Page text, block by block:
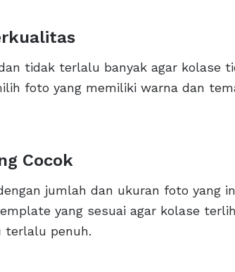
tidak terlalu banyak agar kolase
foto yang memiliki warna dan
Cocok
jumlah dan ukuran foto yang
yang sesuai agar kolase
terlalu penuh.